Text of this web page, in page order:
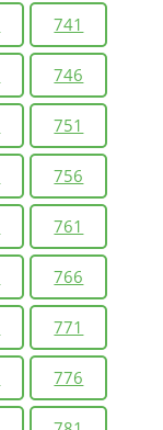
741
746
751
756
761
766
771
776